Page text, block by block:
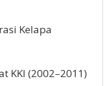
Kelapa
KKI (2002–2011)